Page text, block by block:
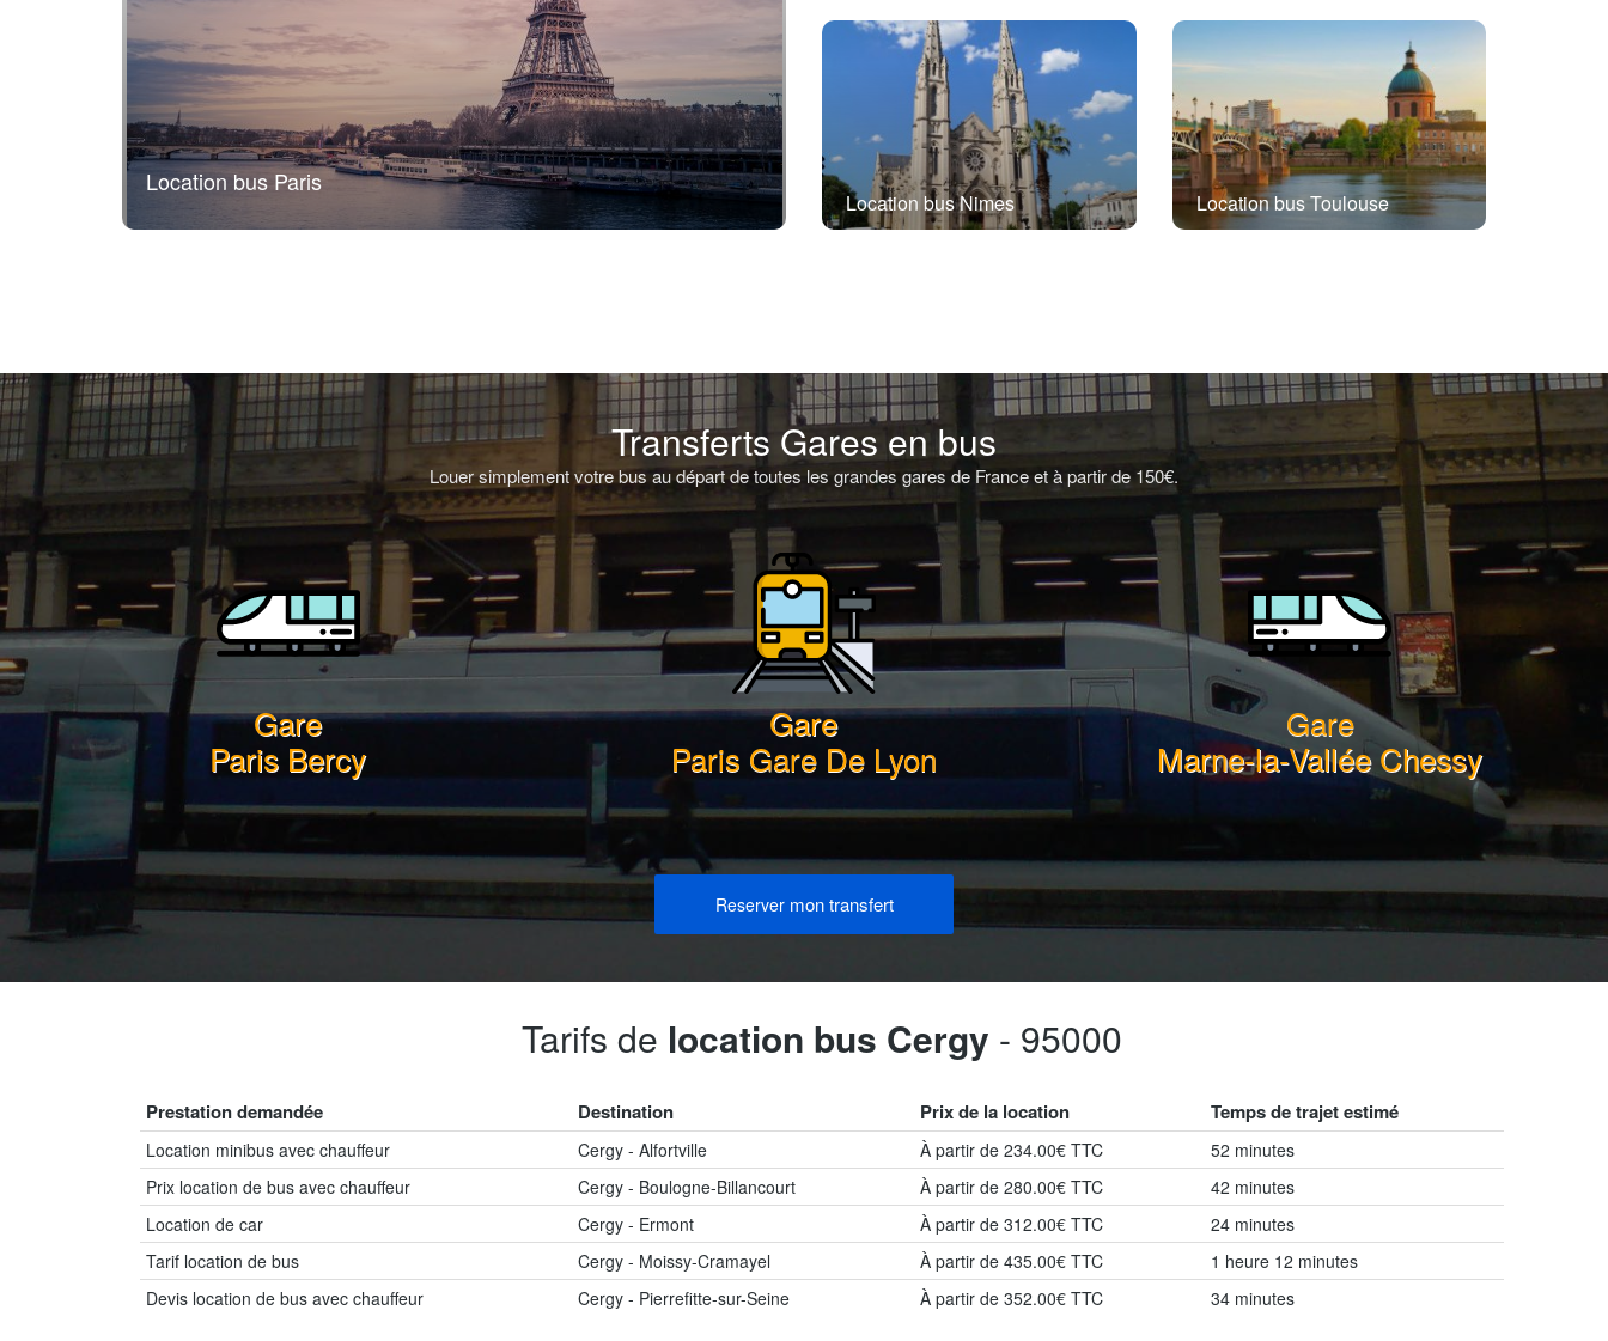
Location bus Paris
Location bus Nimes Location bus Toulouse
Transferts Gares en bus
Louer simplement votre bus au départ de toutes les grandes gares de France et à partir de 150€.
Gare
Paris Bercy
Gare
Paris Gare De Lyon
Gare
Marne-la-Vallée Chessy
Reserver mon transfert
Tarifs de location bus Cergy - 95000
Prestation demandée Destination Prix de la location Temps de trajet estimé
Location minibus avec chauffeur Cergy - Alfortville À partir de 234.00€ TTC
52 minutes
Prix location de bus avec chauffeur
Cergy - Boulogne-Billancourt À partir de 280.00€ TTC
42 minutes
Location de car
Cergy - Ermont À partir de 312.00€ TTC
24 minutes
Tarif location de bus
Cergy - Moissy-Cramayel À partir de 435.00€ TTC
1 heure 12 minutes
Devis location de bus avec chauffeur
Cergy - Pierrefitte-sur-Seine À partir de 352.00€ TTC 34 minutes